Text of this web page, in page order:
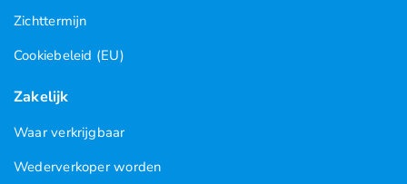
Zichttermijn
Cookiebeleid (EU)
Zakelijk
Waar verkrijgbaar
Wederverkoper worden